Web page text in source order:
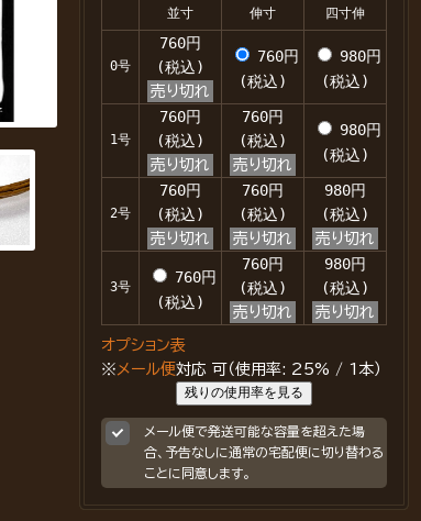
並寸 伸寸 四寸伸
0号
760円
(税込)
売り切れ
760円
(税込)
980円
(税込)
1号
760円
(税込)
売り切れ
760円
(税込)
売り切れ
980円
(税込)
2号
760円
(税込)
売り切れ
760円
(税込)
売り切れ
980円
(税込)
売り切れ
3号
760円
(税込)
760円
(税込)
売り切れ
980円
(税込)
売り切れ
オプション表
※ メール便対応 可（使用率: 25% / 1本）
残りの使用率を見る
メール便で発送可能な容量を超えた場
合、予告なしに通常の宅配便に切り替わる
ことに同意します。